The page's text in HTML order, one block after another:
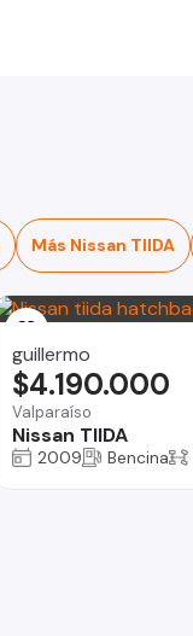
Más Nissan TIIDA
guillermo
Valparaíso
Nissan TIIDA
$4.190.000
2009 Bencina